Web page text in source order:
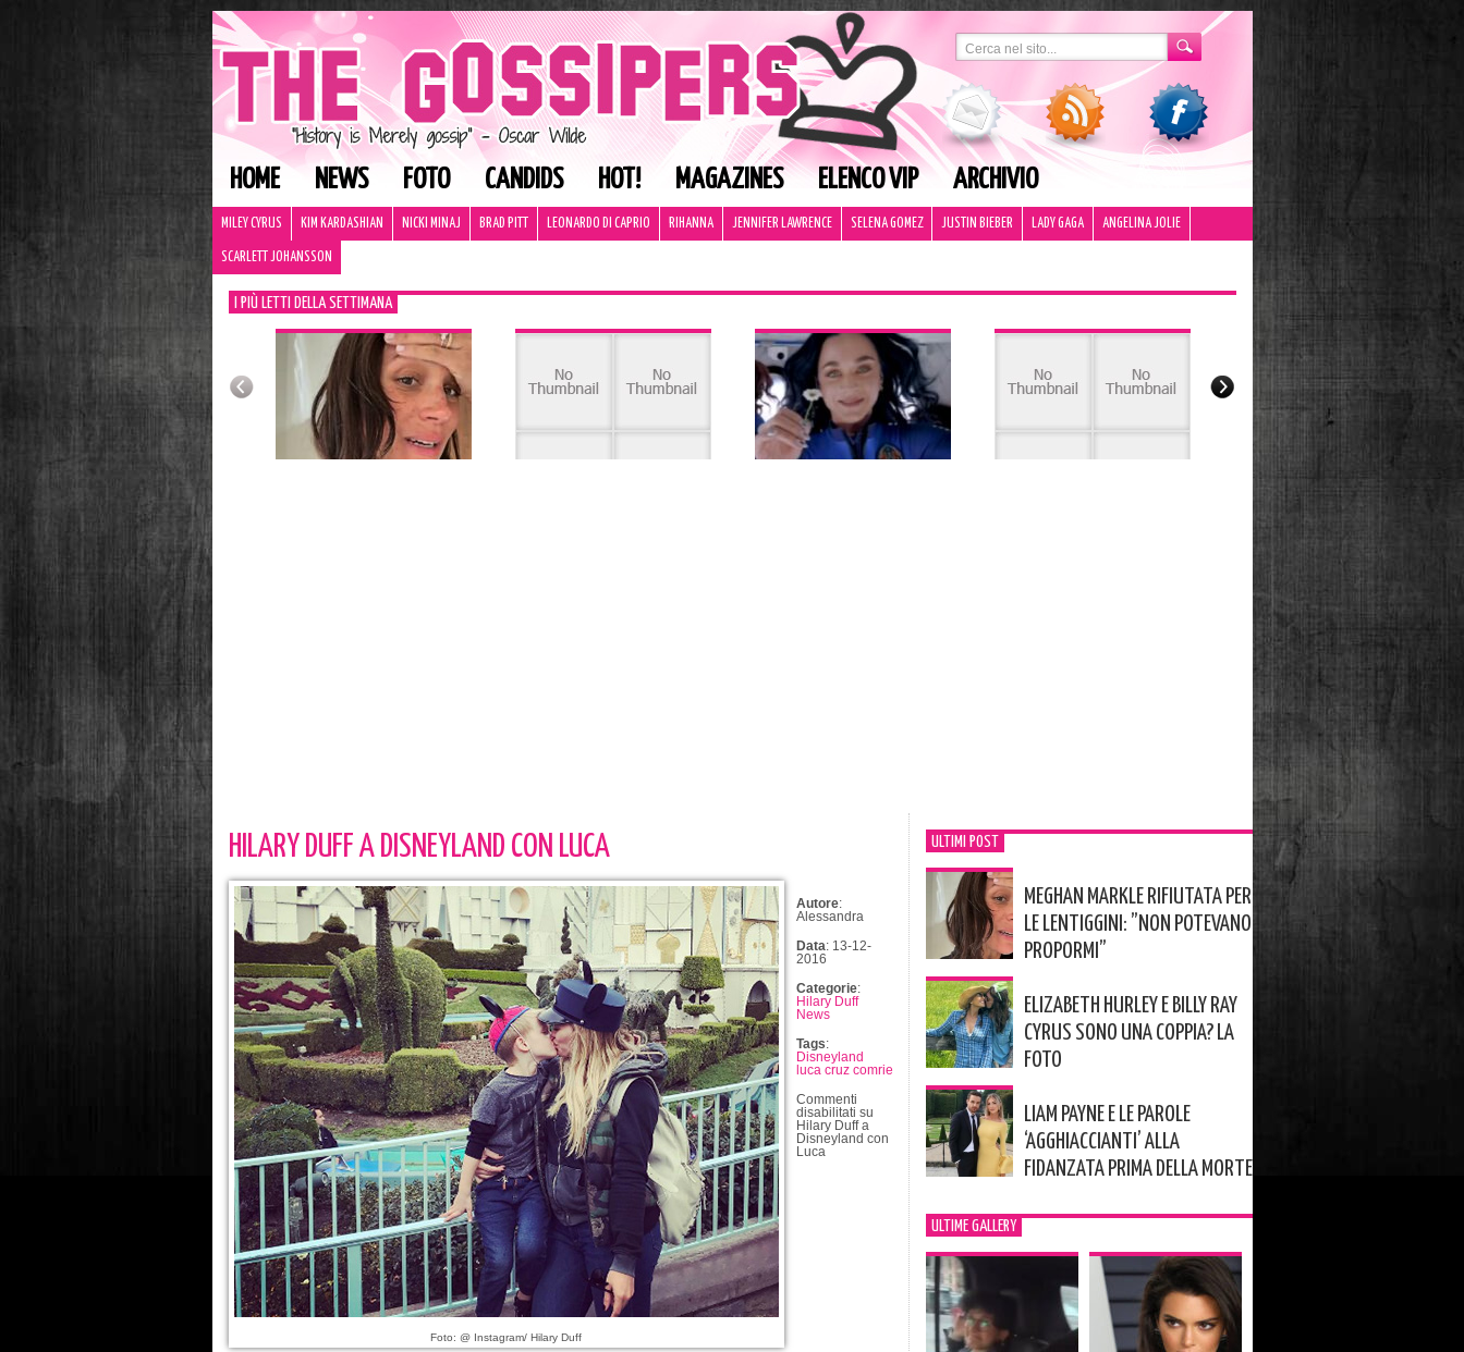
HOME NEWS FOTO CANDIDS HOT! MAGAZINES ELENCO VIP ARCHIVIO
MILEY CYRUS KIM KARDASHIAN NICKI MINAJ BRAD PITT LEONARDO DI CAPRIO RIHANNA JENNIFER LAWRENCE SELENA GOMEZ JUSTIN BIEBER LADY GAGA ANGELINA JOLIE
SCARLETT JOHANSSON
I PIÙ LETTI DELLA SETTIMANA
HILARY DUFF A DISNEYLAND CON LUCA
Foto: @ Instagram/ Hilary Duff
Autore:
Alessandra
Data: 13-12-
2016
Categorie:
Hilary Duff
News
Tags:
Disneyland
luca cruz comrie
Commenti
disabilitati su
Hilary Duff a
Disneyland con
Luca
ULTIMI POST
MEGHAN MARKLE RIFIUTATA PER
LE LENTIGGINI: ”NON POTEVANO
PROPORMI”
ELIZABETH HURLEY E BILLY RAY
CYRUS SONO UNA COPPIA? LA
FOTO
LIAM PAYNE E LE PAROLE
‘AGGHIACCIANTI’ ALLA
FIDANZATA PRIMA DELLA MORTE
ULTIME GALLERY